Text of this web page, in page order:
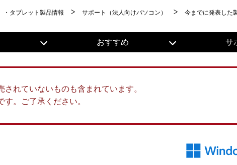
・タブレット製品情報 サポート（法人向けパソコン） 今までに発表した
おすすめ サ
れていないものも含まれています。
。ご了承ください。